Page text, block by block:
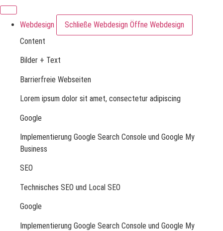
Webdesign Schließe Webdesign Öffne Webdesign
Content
Bilder + Text
Barrierfreie Webseiten
Lorem ipsum dolor sit amet, consectetur adipiscing
Google
Implementierung Google Search Console und Google My
Business
SEO
Technisches SEO und Local SEO
Google
Implementierung Google Search Console und Google My